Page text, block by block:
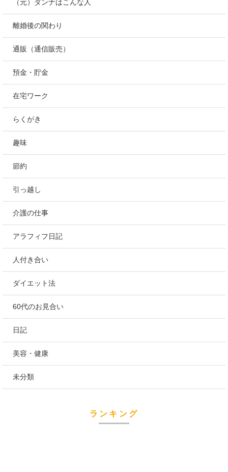
（元）ダンナはこんな人
離婚後の関わり
通販（通信販売）
預金・貯金
在宅ワーク
らくがき
趣味
節約
引っ越し
介護の仕事
アラフィフ日記
人付き合い
ダイエット法
60代のお見合い
日記
美容・健康
未分類
ランキング